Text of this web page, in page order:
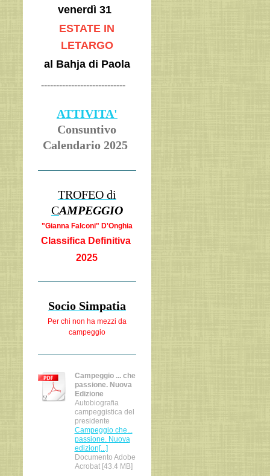
venerdì 31
ESTATE IN
LETARGO
al Bahja di Paola
----------------------------
ATTIVITA'
Consuntivo
Calendario 2025
TROFEO di
CAMPEGGIO
"Gianna Falconi" D'Onghia
Classifica Definitiva
2025
Socio Simpatia
Per chi non ha mezzi da
campeggio
Campeggio ... che
passione. Nuova
Edizione
Autobiografia
campeggistica del
presidente
Campeggio che...
passione. Nuova
edizion[...]
Documento Adobe
Acrobat [43.4 MB]